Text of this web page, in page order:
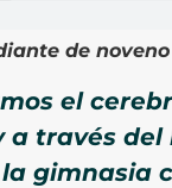
de
el
a través del
gimnasia